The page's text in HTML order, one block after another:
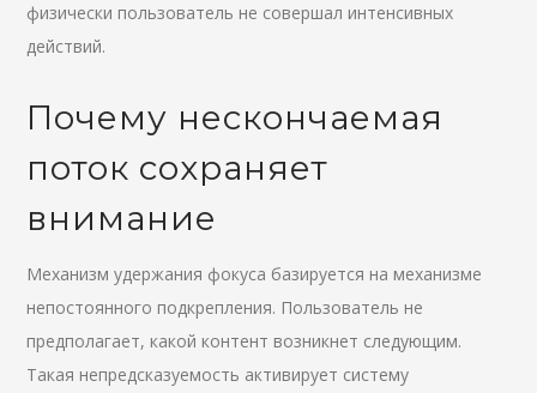
физически пользователь не совершал интенсивных
действий.
Почему нескончаемая
поток сохраняет
внимание
Механизм удержания фокуса базируется на механизме
непостоянного подкрепления. Пользователь не
предполагает, какой контент возникнет следующим.
Такая непредсказуемость активирует систему